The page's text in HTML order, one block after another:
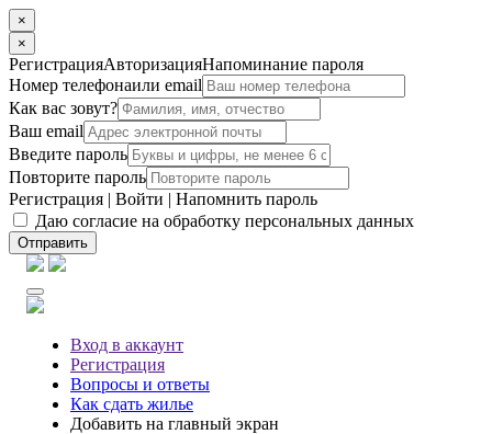
×
×
РегистрацияАвторизацияНапоминание пароля
Номер телефонаили email
Как вас зовут?
Ваш email
Введите пароль
Повторите пароль
Регистрация | Войти | Напомнить пароль
Даю согласие на обработку персональных данных
Отправить
Вход в аккаунт
Регистрация
Вопросы и ответы
Как сдать жилье
Добавить на главный экран